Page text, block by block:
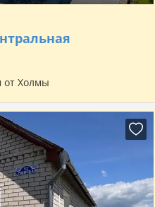
от Холмы